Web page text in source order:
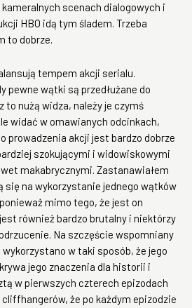
scenach dialogowych i
HBO idą tym śladem. Trzeba
to dobrze.
tempem akcji serialu.
pewne wątki są przedłużane do
to nużą widza, należy je czymś
widać w omawianych odcinkach,
prowadzenia akcji jest bardzo dobrze
szokującymi i widowiskowymi
makabrycznymi. Zastanawiałem
się na wykorzystanie jednego wątków
mimo tego, że jest on
również bardzo brutalny i niektórzy
Na szczęście wspomniany
wykorzystano w taki sposób, że jego
jego znaczenia dla historii i
w pierwszych czterech epizodach
że po każdym epizodzie